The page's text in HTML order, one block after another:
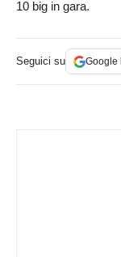
10 big in gara.
Seguici su Google